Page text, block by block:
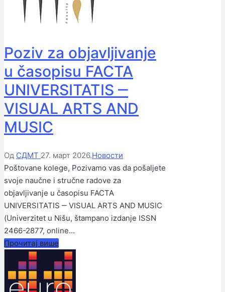
Poziv za objavljivanje
u časopisu FACTA
UNIVERSITATIS ‒
VISUAL ARTS AND
MUSIC
Објављено
од
стране
Од СДМТ 27. март 2026.Објављено
у
Новости
Poštovane kolege, Pozivamo vas da pošaljete
svoje naučne i stručne radove za
objavljivanje u časopisu FACTA
UNIVERSITATIS ‒ VISUAL ARTS AND MUSIC
(Univerzitet u Nišu, štampano izdanje ISSN
2466-2877, online…
Прочитај више